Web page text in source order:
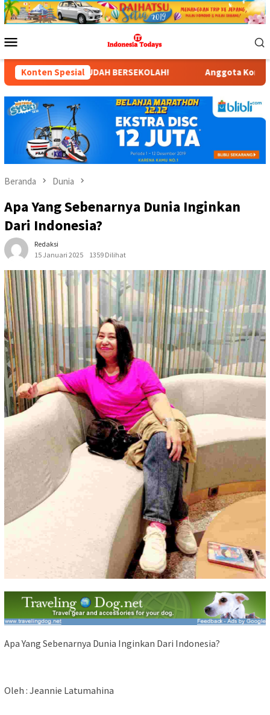
Loncat
ke
Mobile
Konten Spesial
BERSEKOLAH! Anggota Komisi X DPR RI Dr. Hj.
Beranda Dunia
Apa Yang Sebenarnya Dunia Inginkan
Dari Indonesia?
Redaksi
15 Januari 2025
1359 Dilihat
Apa Yang Sebenarnya Dunia Inginkan Dari Indonesia?
Oleh : Jeannie Latumahina